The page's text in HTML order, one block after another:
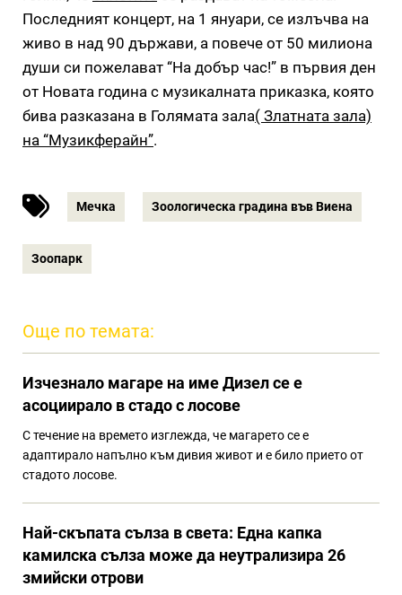
Последният концерт, на 1 януари, се излъчва на
живо в над 90 държави, а повече от 50 милиона
души си пожелават “На добър час!” в първия ден
от Новата година с музикалната приказка, която
бива разказана в Голямата зала( Златната зала)
на “Музикферайн”.
Мечка Зоологическа градина във Виена
Зоопарк
Още по темата:
Изчезнало магаре на име Дизел се е
асоциирало в стадо с лосове
С течение на времето изглежда, че магарето се е
адаптирало напълно към дивия живот и е било прието от
стадото лосове.
Най-скъпата сълза в света: Една капка
камилска сълза може да неутрализира 26
змийски отрови